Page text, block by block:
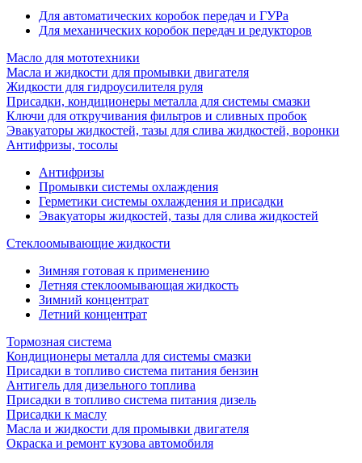
Для автоматических коробок передач и ГУРа
Для механических коробок передач и редукторов
Масло для мототехники
Масла и жидкости для промывки двигателя
Жидкости для гидроусилителя руля
Присадки, кондиционеры металла для системы смазки
Ключи для откручивания фильтров и сливных пробок
Эвакуаторы жидкостей, тазы для слива жидкостей, воронки
Антифризы, тосолы
Антифризы
Промывки системы охлаждения
Герметики системы охлаждения и присадки
Эвакуаторы жидкостей, тазы для слива жидкостей
Стеклоомывающие жидкости
Зимняя готовая к применению
Летняя стеклоомывающая жидкость
Зимний концентрат
Летний концентрат
Тормозная система
Кондиционеры металла для системы смазки
Присадки в топливо система питания бензин
Антигель для дизельного топлива
Присадки в топливо система питания дизель
Присадки к маслу
Масла и жидкости для промывки двигателя
Окраска и ремонт кузова автомобиля